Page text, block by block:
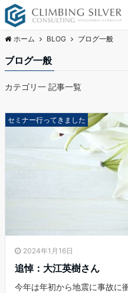
ホーム BLOG ブログ一般
ブログ一般
カテゴリ一 記事一覧
セミナー行ってきました
2024年1月16日
追悼：大江英樹さん
今年は年初から地震に事故に